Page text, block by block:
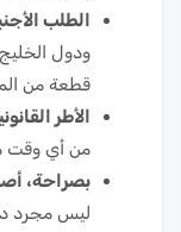
الطلب
ودول
قطعة من
الأطر
من أي وقت
بصراحة،
ليس مجرد